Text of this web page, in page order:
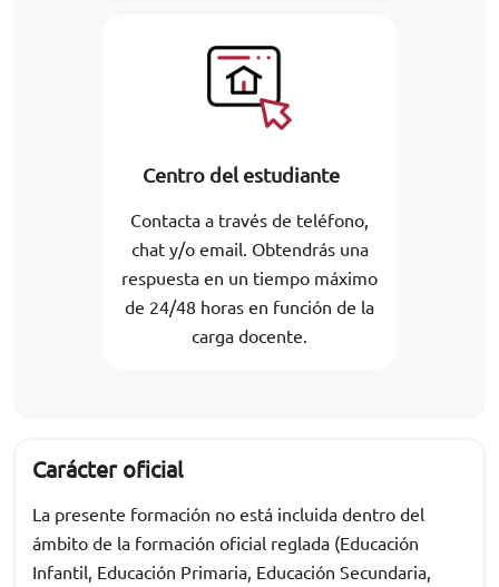
Centro del estudiante
Contacta a través de teléfono,
chat y/o email. Obtendrás una
respuesta en un tiempo máximo
de 24/48 horas en función de la
carga docente.
Carácter oficial
La presente formación no está incluida dentro del
ámbito de la formación oficial reglada (Educación
Infantil, Educación Primaria, Educación Secundaria,